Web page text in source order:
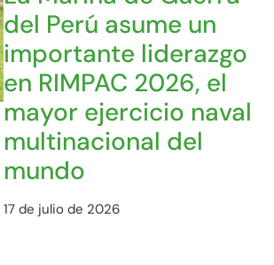
del Perú asume un
importante liderazgo
en RIMPAC 2026, el
mayor ejercicio naval
multinacional del
mundo
17 de julio de 2026